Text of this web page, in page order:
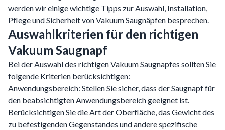
werden wir einige wichtige Tipps zur Auswahl, Installation,
Pflege und Sicherheit von Vakuum Saugnäpfen besprechen.
Auswahlkriterien für den richtigen
Vakuum Saugnapf
Bei der Auswahl des richtigen Vakuum Saugnapfes sollten Sie
folgende Kriterien berücksichtigen:
Anwendungsbereich: Stellen Sie sicher, dass der Saugnapf für
den beabsichtigten Anwendungsbereich geeignet ist.
Berücksichtigen Sie die Art der Oberfläche, das Gewicht des
zu befestigenden Gegenstandes und andere spezifische